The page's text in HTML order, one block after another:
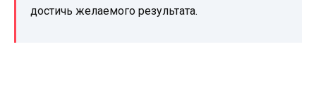
достичь желаемого результата.